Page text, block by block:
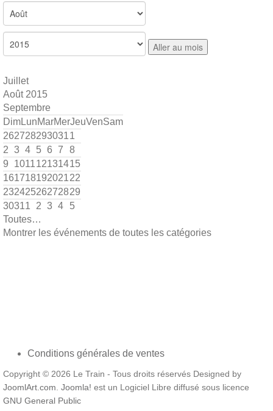
Aller au mois
Juillet
Août 2015
Septembre
DimLunMarMerJeuVenSam
2627282930311
2 3 4 5 6 7
8
9
101112131415
16171819202122
23242526272829
30311 2 3 4
5
Toutes…
Montrer les événements de toutes les catégories
Conditions générales de ventes
Copyright © 2026 Le Train - Tous droits réservés Designed by
JoomlArt.com. Joomla! est un Logiciel Libre diffusé sous licence
GNU General Public